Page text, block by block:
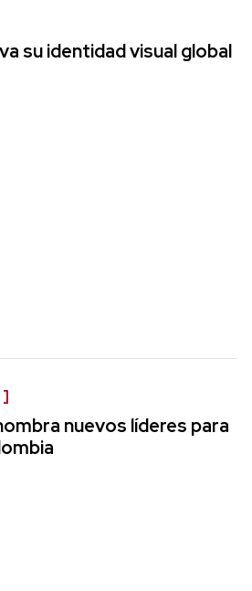
su identidad visual global
nuevos líderes para